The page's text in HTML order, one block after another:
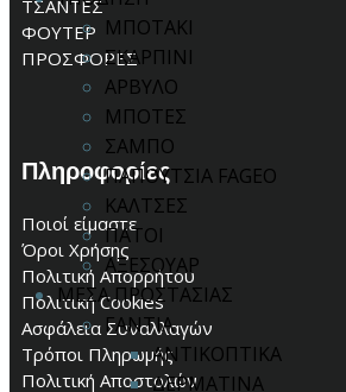
ΜΠΟΤΑΚΙ
ΣΚΑΡΠΙΝΙ
ΑΡΒΥΛΟ
ΜΠΟΤΕΣ
ΣΑΜΠΟ
ΠΑΠΟΥΤΣΙΑ FAGEO
ΚΑΛΤΣΕΣ
ΠΑΤΟΙ
ΑΞΕΣΟΥΑΡ
ΜΕΣΑ ΠΡΟΣΤΑΣΙΑΣ
ΓΑΝΤΙΑ
ΑΝΤΙΚΟΠΤΙΚΑ
ΔΕΡΜΑΤΙΝΑ
ΤΣΑΝΤΕΣ
ΦΟΥΤΕΡ
ΠΡΟΣΦΟΡΕΣ
Πληροφορίες
Ποιοί είμαστε
Όροι Χρήσης
Πολιτική Απορρήτου
Πολιτική Cookies
Ασφάλεια Συναλλαγών
Τρόποι Πληρωμής
Πολιτική Αποστολών